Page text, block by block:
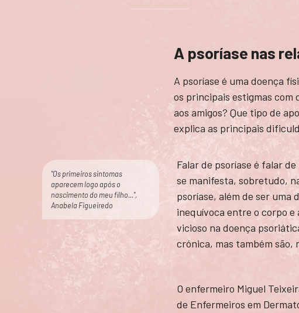
A psoríase nas
A psoríase é uma doença
os principais estigmas com
aos amigos? Que tipo de
explica as principais
"Os primeiros sintomas
aparecem logo após o
nascimento do meu filho...",
Anabela Figueiredo
Falar de psoríase é falar
se manifesta, sobretudo,
psoríase, além de ser uma
inequívoca entre o corpo
vicioso na doença
crónica, mas também são,
O enfermeiro Miguel
de Enfermeiros em